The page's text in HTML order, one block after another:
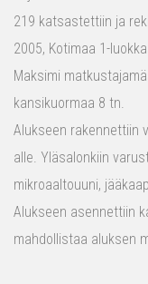
219 katsastettiin ja
2005, Kotimaa 1-
Maksimi
kansikuormaa 8 tn.
Alukseen rakennettiin
alle. Yläsalonkiin
mikroaaltouuni,
Alukseen asennettiin
mahdollistaa aluksen